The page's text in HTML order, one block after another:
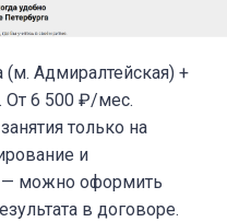
(м. Адмиралтейская) +
От 6 500 ₽/мес.
только на
и
— можно оформить
в договоре.